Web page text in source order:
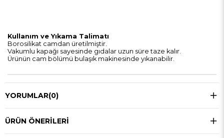
Kullanım ve Yıkama Talimatı
Borosilikat camdan üretilmiştir.
Vakumlu kapağı sayesinde gıdalar uzun süre taze kalır.
Ürünün cam bölümü bulaşık makinesinde yıkanabilir.
YORUMLAR(0)
ÜRÜN ÖNERILERI